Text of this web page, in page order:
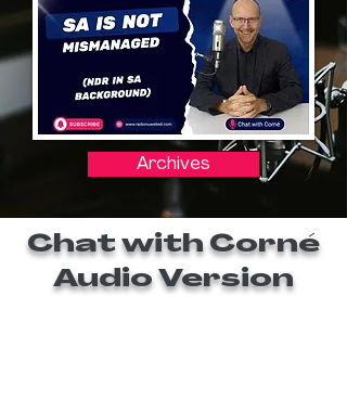
Archives
Chat with Corné
Audio Version